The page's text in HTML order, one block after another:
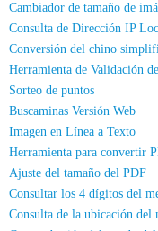
Consulta de Dirección IP
Sorteo de puntos
Buscaminas Versión Web
Imagen en Línea a Texto
Ajuste del tamaño del PDF